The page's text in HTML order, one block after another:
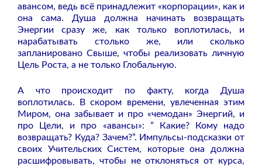
авансом, ведь всё принадлежит «корпорации», как и
она сама. Душа должна начинать возвращать
Энергии сразу же, как только воплотилась, и
нарабатывать столько же, или сколько
запланировано Свыше, чтобы реализовать личную
Цель Роста, а не только Глобальную.
А что происходит по факту, когда Душа
воплотилась. В скором времени, увлеченная этим
Миром, она забывает и про «чемодан» Энергий, и
про Цели, и про «авансы»: ” Какие? Кому надо
возвращать? Куда? Зачем?”. Импульсы-подсказки от
своих Учительских Систем, которые она должна
расшифровывать, чтобы не отклоняться от курса,